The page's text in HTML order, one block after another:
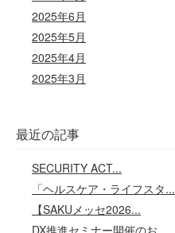
2025年6月
2025年5月
2025年4月
2025年3月
最近の記事
SECURITY ACT...
「ヘルスケア・ライフスタ...
【SAKUメッセ2026...
DX推進セミナー開催のお...